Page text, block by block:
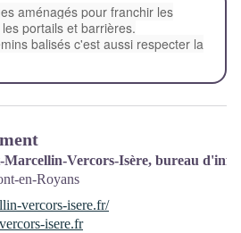
aménagés pour franchir les
portails et barrières.
balisés c'est aussi respecter la
Marcellin-Vercors-Isère, bureau
en-Royans
vercors-isere.fr/
isere.fr